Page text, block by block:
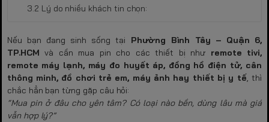
Lý do nhiều khách tin chọn:
Nếu bạn đang sinh sống tại Phường Bình Tây – Quận 6,
TP.HCM và cần mua pin cho các thiết bị như remote tivi,
remote máy lạnh, máy đo huyết áp, đồng hồ điện tử, cân
thông minh, đồ chơi trẻ em, máy ảnh hay thiết bị y tế, thì
chắc hẳn bạn từng gặp câu hỏi:
“Mua pin ở đâu cho yên tâm? Có loại nào bền, dùng lâu mà giá
vẫn hợp lý?”